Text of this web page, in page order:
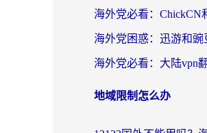
地域限制怎么办